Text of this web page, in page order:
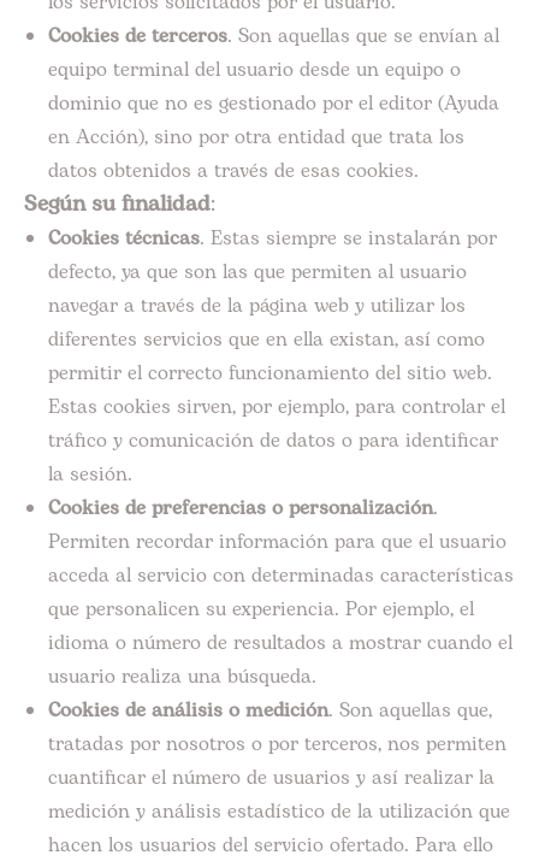
Cookies de terceros. Son aquellas que se envían al
equipo terminal del usuario desde un equipo o
dominio que no es gestionado por el editor (Ayuda
en Acción), sino por otra entidad que trata los
datos obtenidos a través de esas cookies.
Según su finalidad:
Cookies técnicas. Estas siempre se instalarán por
defecto, ya que son las que permiten al usuario
navegar a través de la página web y utilizar los
diferentes servicios que en ella existan, así como
permitir el correcto funcionamiento del sitio web.
Estas cookies sirven, por ejemplo, para controlar el
tráfico y comunicación de datos o para identificar
la sesión.
Cookies de preferencias o personalización.
Permiten recordar información para que el usuario
acceda al servicio con determinadas características
que personalicen su experiencia. Por ejemplo, el
idioma o número de resultados a mostrar cuando el
usuario realiza una búsqueda.
Cookies de análisis o medición. Son aquellas que,
tratadas por nosotros o por terceros, nos permiten
cuantificar el número de usuarios y así realizar la
medición y análisis estadístico de la utilización que
hacen los usuarios del servicio ofertado. Para ello